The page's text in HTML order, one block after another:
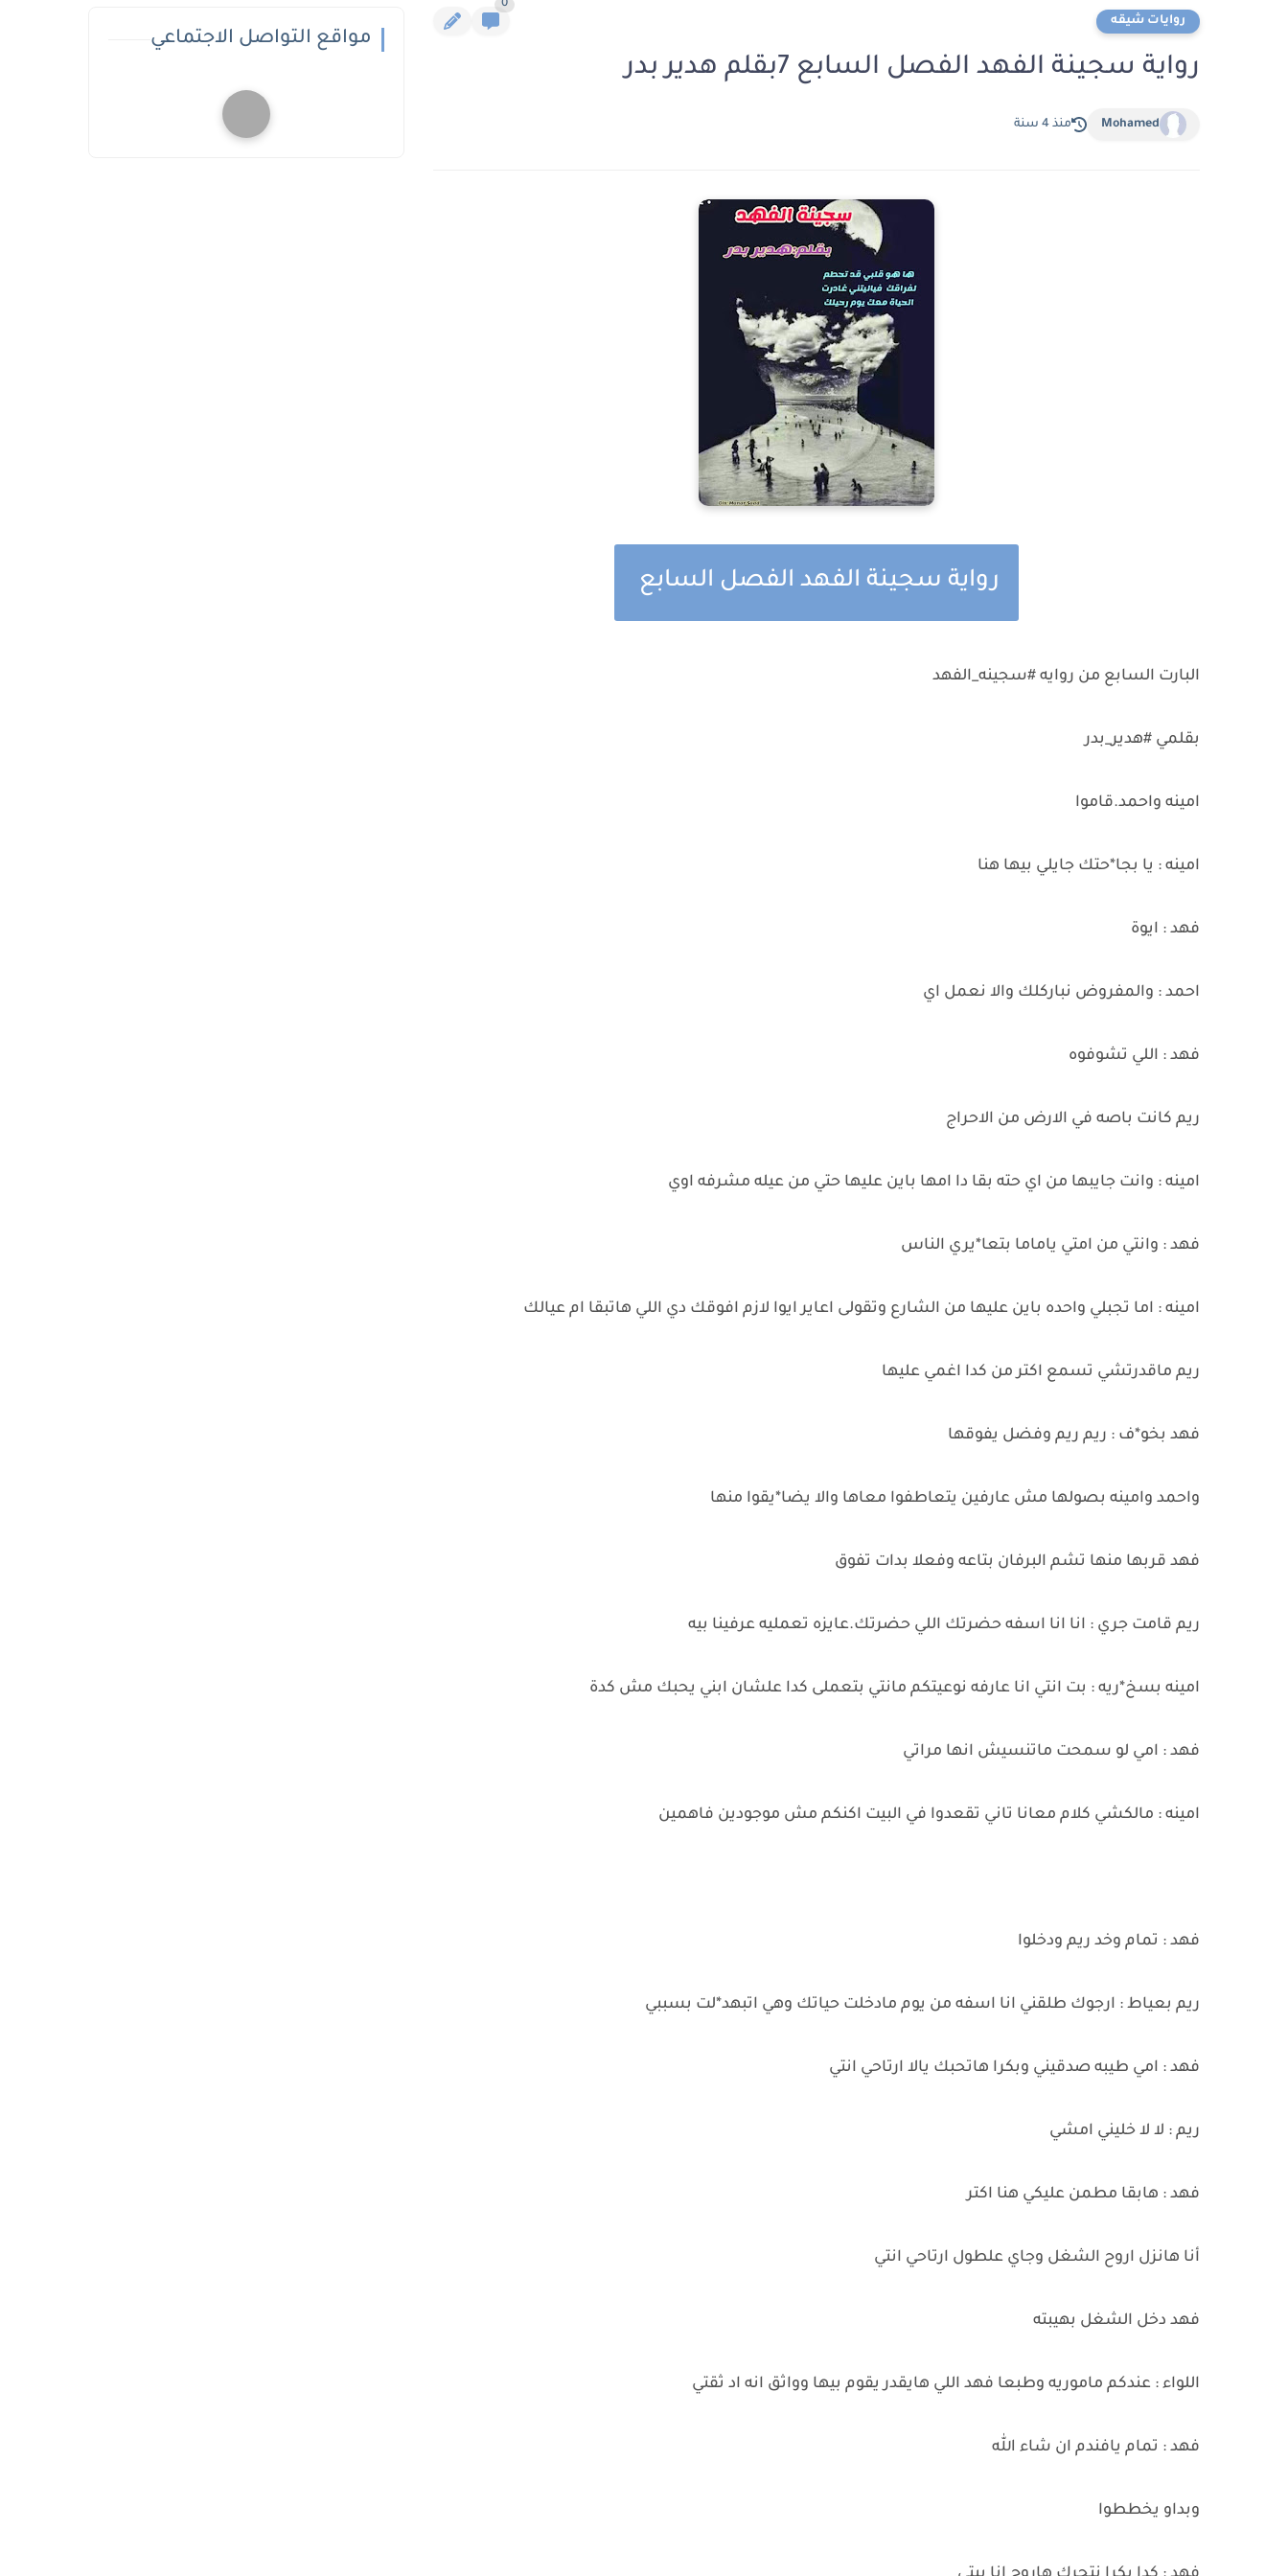
روايات شيقه
0
رواية سجينة الفهد الفصل السابع 7بقلم هدير بدر
Mohamed منذ 4 سنة
رواية سجينة الفهد الفصل السابع
البارت السابع من روايه #سجينه_الفهد
بقلمي #هدير_بدر
امينه واحمد.قاموا
امينه : يا بجا*حتك جايلي بيها هنا
فهد : ايوة
احمد : والمفروض نباركلك والا نعمل اي
فهد : اللي تشوفوه
ريم كانت باصه في الارض من الاحراج
امينه : وانت جايبها من اي حته بقا دا امها باين عليها حتي من عيله مشرفه اوي
فهد : وانتي من امتي ياماما بتعا*يري الناس
امينه : اما تجبلي واحده باين عليها من الشارع وتقولى اعاير ايوا لازم افوقك دي اللي هاتبقا ام عيالك
ريم ماقدرتشي تسمع اكتر من كدا اغمي عليها
فهد بخو*ف : ريم ريم وفضل يفوقها
واحمد وامينه بصولها مش عارفين يتعاطفوا معاها والا يضا*يقوا منها
فهد قربها منها تشم البرفان بتاعه وفعلا بدات تفوق
ريم قامت جري : انا انا اسفه حضرتك اللي حضرتك.عايزه تعمليه عرفينا بيه
امينه بسخ*ريه : بت انتي انا عارفه نوعيتكم مانتي بتعملى كدا علشان ابني يحبك مش كدة
فهد : امي لو سمحت ماتنسيش انها مراتي
امينه : مالكشي كلام معانا تاني تقعدوا في البيت اكنكم مش موجودين فاهمين
فهد : تمام وخد ريم ودخلوا
ريم بعياط : ارجوك طلقني انا اسفه من يوم مادخلت حياتك وهي اتبهد*لت بسببي
فهد : امي طيبه صدقيني وبكرا هاتحبك يالا ارتاحي انتي
ريم : لا لا خليني امشي
فهد : هابقا مطمن عليكي هنا اكتر
أنا هانزل اروح الشغل وجاي علطول ارتاحي انتي
فهد دخل الشغل بهيبته
اللواء : عندكم ماموريه وطبعا فهد اللي هايقدر يقوم بيها وواثق انه اد ثقتي
فهد : تمام يافندم ان شاء الله
وبداو يخططوا
مواقع التواصل الاجتماعي